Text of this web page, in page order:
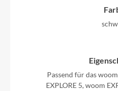
Passend für das
EXPLORE 5, woom